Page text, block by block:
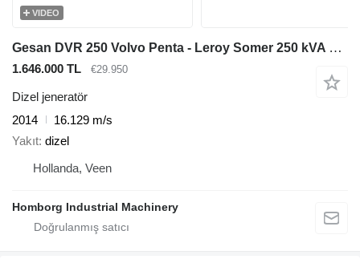
VIDEO
Gesan DVR 250 Volvo Penta - Leroy Somer 250 kVA silent generatorset
1.646.000 TL €29.950
Dizel jeneratör
2014
16.129 m/s
Yakıt dizel
Hollanda, Veen
Homborg Industrial Machinery